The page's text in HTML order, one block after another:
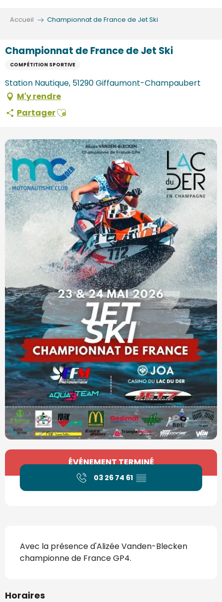
Accueil Championnat de France de Jet Ski
Championnat de France de Jet Ski
COMPÉTITION SPORTIVE
Station Nautique, 51290 Giffaumont-Champaubert
M'y rendre
PartagerAjouter aux favoris
Ouverture et coordonnées
ÉVÉNEMENT TERMINÉ
03 26 74 61 ▒▒
Avec la présence d'Alizée Vanden-Blecken
championne de France GP4.
Horaires